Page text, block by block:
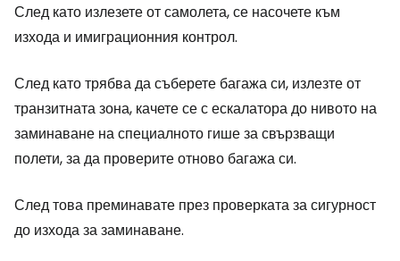
След като излезете от самолета, се насочете към
изхода и имиграционния контрол.
След като трябва да съберете багажа си, излезте от
транзитната зона, качете се с ескалатора до нивото на
заминаване на специалното гише за свързващи
полети, за да проверите отново багажа си.
След това преминавате през проверката за сигурност
до изхода за заминаване.